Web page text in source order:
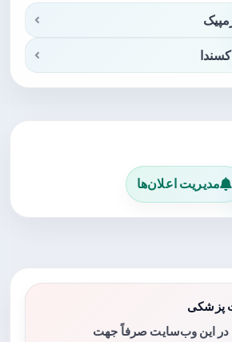
مدیریت اعلان‌ها
پزشکی
در این وب‌سایت صرفاً جهت